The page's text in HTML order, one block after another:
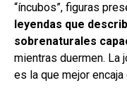
“íncubos”, figuras
leyendas que
sobrenaturales
mientras duermen. La
es la que mejor